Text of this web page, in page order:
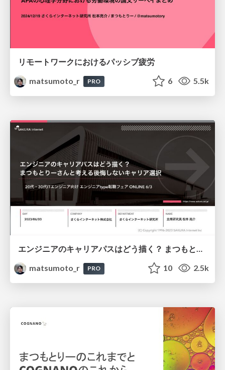
リモートワークにおけるパッシブ疲労
matsumoto_r
PRO 6 5.5k
エンジニアのキャリアパスはどう描く？ まつもとりーさんと考える後悔しないキャリア選択
matsumoto_r
PRO 10 2.5k